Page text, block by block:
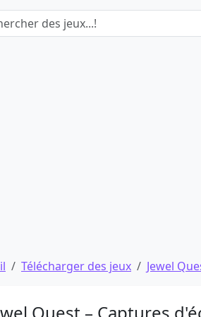
Télécharger des jeux Jewel